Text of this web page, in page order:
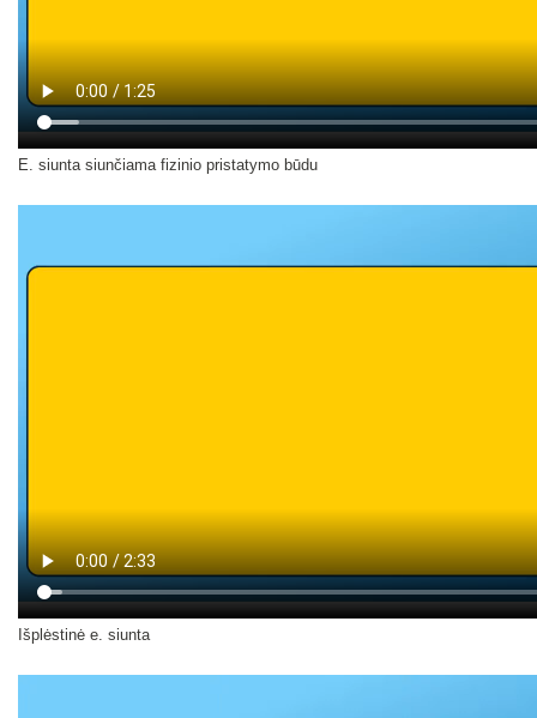
E. siunta siunčiama fizinio pristatymo būdu
Išplėstinė e. siunta